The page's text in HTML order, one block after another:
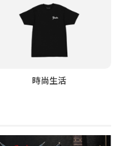
時尚生活